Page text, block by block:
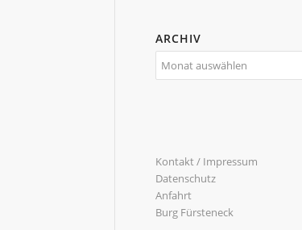
ARCHIV
Kontakt / Impressum
Datenschutz
Anfahrt
Burg Fürsteneck